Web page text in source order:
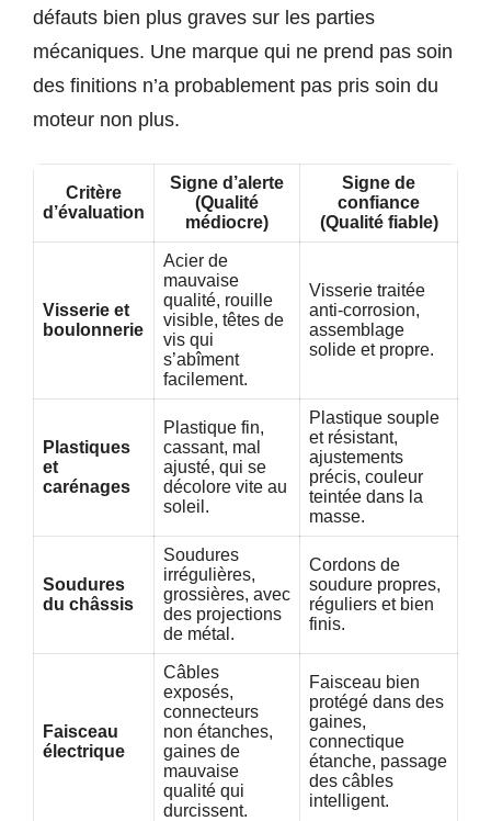
défauts bien plus graves sur les parties
mécaniques. Une marque qui ne prend pas soin
des finitions n’a probablement pas pris soin du
moteur non plus.
Critère
d’évaluation
Signe d’alerte
(Qualité
médiocre)
Signe de
confiance
(Qualité fiable)
Visserie et
boulonnerie
Acier de
mauvaise
qualité, rouille
visible, têtes de
vis qui
s’abîment
facilement.
Visserie traitée
anti-corrosion,
assemblage
solide et propre.
Plastiques
et
carénages
Plastique fin,
cassant, mal
ajusté, qui se
décolore vite au
soleil.
Plastique souple
et résistant,
ajustements
précis, couleur
teintée dans la
masse.
Soudures
du châssis
Soudures
irrégulières,
grossières, avec
des projections
de métal.
Cordons de
soudure propres,
réguliers et bien
finis.
Faisceau
électrique
Câbles
exposés,
connecteurs
non étanches,
gaines de
mauvaise
qualité qui
durcissent.
Faisceau bien
protégé dans des
gaines,
connectique
étanche, passage
des câbles
intelligent.